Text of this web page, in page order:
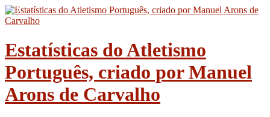
Skip
to
Estatísticas do Atletismo
Português, criado por Manuel
Arons de Carvalho